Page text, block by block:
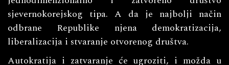
sjevernokorejskog tipa. A da je najbolji način
odbrane Republike njena demokratizacija,
liberalizacija i stvaranje otvorenog društva.
Autokratija i zatvaranje će ugroziti, i možda u